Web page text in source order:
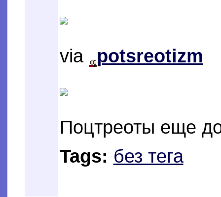
via potsreotizm
Поцтреоты еще
Tags: без тега